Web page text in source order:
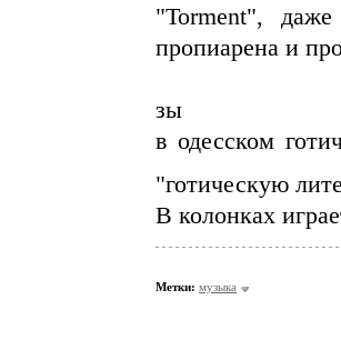
"Torment", даже
пропиарена и
зы
в одесском
"готическую
В колонках
Метки: музыка